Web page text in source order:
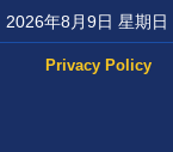
2026年8月9日 星期日
Privacy Policy